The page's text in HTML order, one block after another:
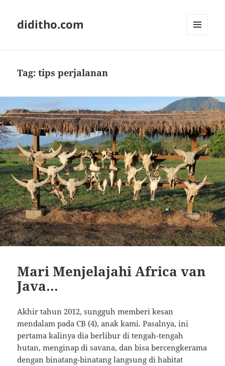
diditho.com
Tag:tips perjalanan
Mari Menjelajahi Africa van
Java…
Akhir tahun 2012, sungguh memberi kesan
mendalam pada CB (4), anak kami. Pasalnya, ini
pertama kalinya dia berlibur di tengah-tengah
hutan, menginap di savana, dan bisa bercengkerama
dengan binatang-binatang langsung di habitat